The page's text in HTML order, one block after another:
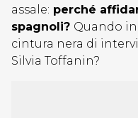
assale: perché
spagnoli? Quando in
cintura nera di
Silvia Toffanin?